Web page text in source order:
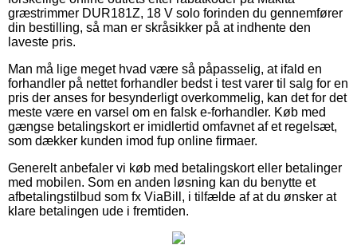
græstrimmer DUR181Z, 18 V solo forinden du gennemfører
din bestilling, så man er skråsikker på at indhente den
laveste pris.
Man må lige meget hvad være så påpasselig, at ifald en
forhandler på nettet forhandler bedst i test varer til salg for en
pris der anses for besynderligt overkommelig, kan det for det
meste være en varsel om en falsk e-forhandler. Køb med
gængse betalingskort er imidlertid omfavnet af et regelsæt,
som dækker kunden imod fup online firmaer.
Generelt anbefaler vi køb med betalingskort eller betalinger
med mobilen. Som en anden løsning kan du benytte et
afbetalingstilbud som fx ViaBill, i tilfælde af at du ønsker at
klare betalingen ude i fremtiden.